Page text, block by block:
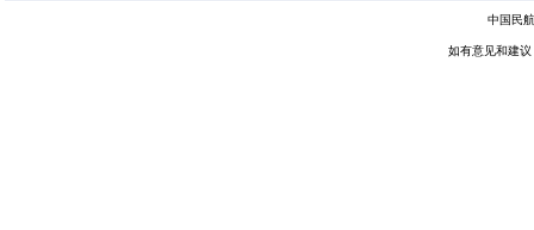
中国民
如有意见和建议